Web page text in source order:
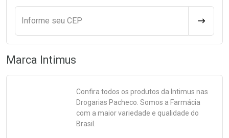
Informe seu CEP
Marca Intimus
Confira todos os produtos da Intimus nas
Drogarias Pacheco. Somos a Farmácia
com a maior variedade e qualidade do
Brasil.